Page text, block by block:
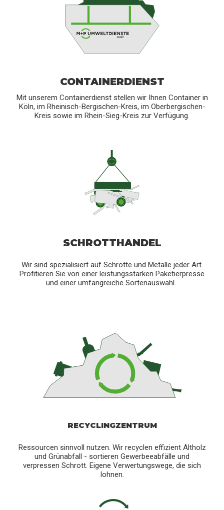
CONTAINERDIENST
Mit unserem Containerdienst stellen wir Ihnen Container in
Köln, im Rheinisch-Bergischen-Kreis, im Oberbergischen-
Kreis sowie im Rhein-Sieg-Kreis zur Verfügung.
SCHROTTHANDEL
Wir sind spezialisiert auf Schrotte und Metalle jeder Art.
Profitieren Sie von einer leistungsstarken Paketierpresse
und einer umfangreiche Sortenauswahl.
RECYCLINGZENTRUM
Ressourcen sinnvoll nutzen. Wir recyclen effizient Altholz
und Grünabfall - sortieren Gewerbeeabfälle und
verpressen Schrott. Eigene Verwertungswege, die sich
lohnen.